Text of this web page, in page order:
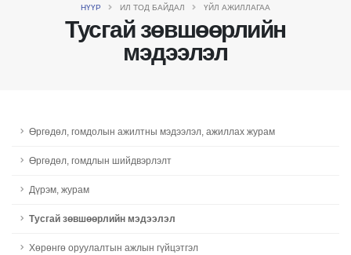
НҮҮР ИЛ ТОД БАЙДАЛ ҮЙЛ АЖИЛЛАГАА
Тусгай зөвшөөрлийн
мэдээлэл
Өргөдөл, гомдолын ажилтны мэдээлэл, ажиллах журам
Өргөдөл, гомдлын шийдвэрлэлт
Дүрэм, журам
Тусгай зөвшөөрлийн мэдээлэл
Хөрөнгө оруулалтын ажлын гүйцэтгэл